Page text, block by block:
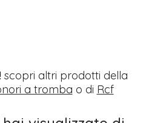
scopri altri prodotti della
a tromba o di Rcf